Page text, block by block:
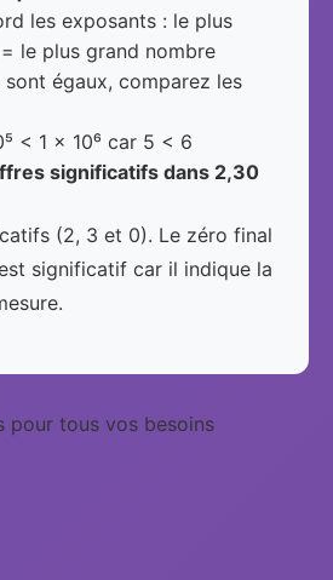
les exposants : le plus
le plus grand nombre
sont égaux, comparez les
< 1 × 10⁶ car 5 < 6
significatifs dans 2,30
(2, 3 et 0). Le zéro final
significatif car il indique la
pour tous vos besoins